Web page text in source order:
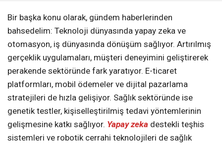
Bir başka konu olarak, gündem haberlerinden
bahsedelim: Teknoloji dünyasında yapay zeka ve
otomasyon, iş dünyasında dönüşüm sağlıyor. Artırılmış
gerçeklik uygulamaları, müşteri deneyimini geliştirerek
perakende sektöründe fark yaratıyor. E-ticaret
platformları, mobil ödemeler ve dijital pazarlama
stratejileri de hızla gelişiyor. Sağlık sektöründe ise
genetik testler, kişiselleştirilmiş tedavi yöntemlerinin
gelişmesine katkı sağlıyor. Yapay zeka destekli teşhis
sistemleri ve robotik cerrahi teknolojileri de sağlık